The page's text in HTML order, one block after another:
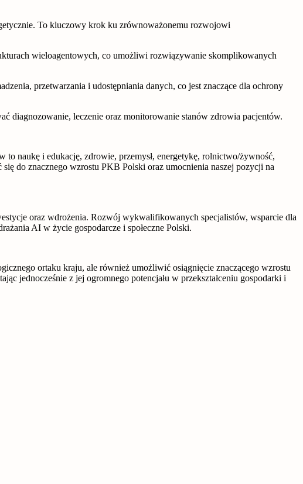
To kluczowy krok ku zrównoważonemu rozwojowi
wieloagentowych, co umożliwi rozwiązywanie skomplikowanych
przetwarzania i udostępniania danych, co jest znaczące dla ochrony
leczenie oraz monitorowanie stanów zdrowia pacjentów.
naukę i edukację, zdrowie, przemysł, energetykę, rolnictwo/żywność,
do znacznego wzrostu PKB Polski oraz umocnienia naszej pozycji na
oraz wdrożenia. Rozwój wykwalifikowanych specjalistów, wsparcie dla
AI w życie gospodarcze i społeczne Polski.
ortaku kraju, ale również umożliwić osiągnięcie znaczącego wzrostu
jednocześnie z jej ogromnego potencjału w przekształceniu gospodarki i